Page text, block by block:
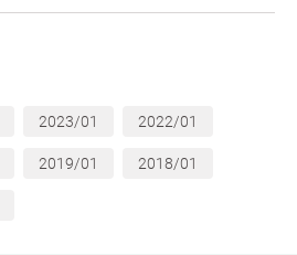
2023/01 2022/01
2019/01 2018/01